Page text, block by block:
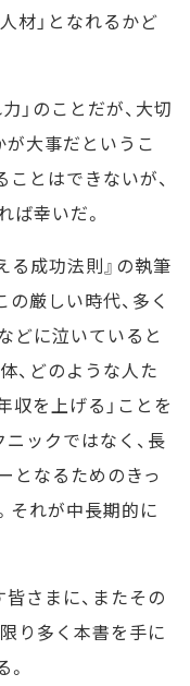
材」となれるかど
」のことだが、大切
が大事だというこ
とはできないが、
ば幸いだ。
る成功法則』の執筆
の厳しい時代、多く
どに泣いていると
、どのような人た
収を上げる」ことを
ックではなく、長
となるためのきっ
それが中長期的に
さまに、またその
り多く本書を手に